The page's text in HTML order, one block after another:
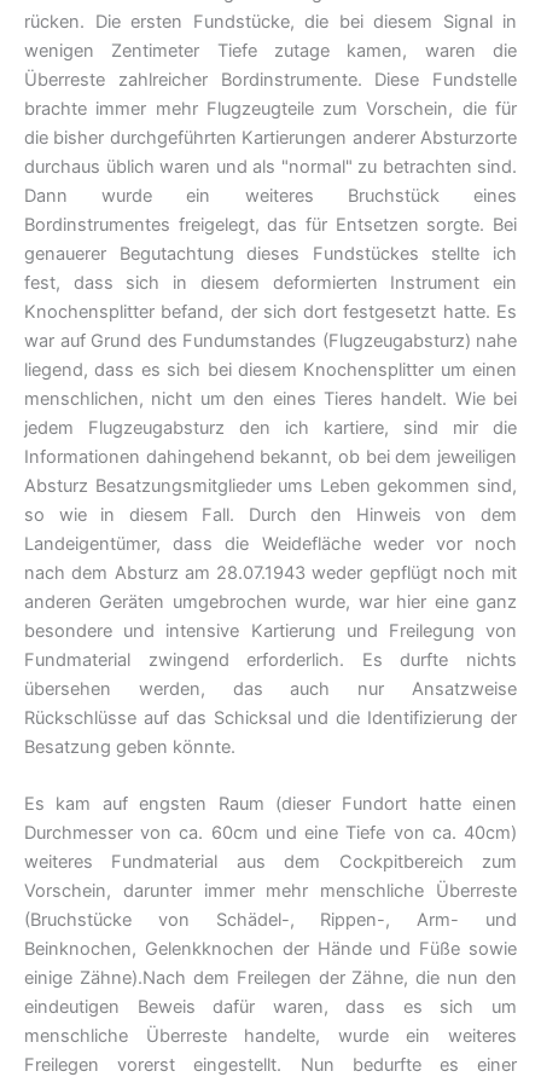
rücken. Die ersten Fundstücke, die bei diesem Signal in
wenigen Zentimeter Tiefe zutage kamen, waren die
Überreste zahlreicher Bordinstrumente. Diese Fundstelle
brachte immer mehr Flugzeugteile zum Vorschein, die für
die bisher durchgeführten Kartierungen anderer Absturzorte
durchaus üblich waren und als "normal" zu betrachten sind.
Dann wurde ein weiteres Bruchstück eines
Bordinstrumentes freigelegt, das für Entsetzen sorgte. Bei
genauerer Begutachtung dieses Fundstückes stellte ich
fest, dass sich in diesem deformierten Instrument ein
Knochensplitter befand, der sich dort festgesetzt hatte. Es
war auf Grund des Fundumstandes (Flugzeugabsturz) nahe
liegend, dass es sich bei diesem Knochensplitter um einen
menschlichen, nicht um den eines Tieres handelt. Wie bei
jedem Flugzeugabsturz den ich kartiere, sind mir die
Informationen dahingehend bekannt, ob bei dem jeweiligen
Absturz Besatzungsmitglieder ums Leben gekommen sind,
so wie in diesem Fall. Durch den Hinweis von dem
Landeigentümer, dass die Weidefläche weder vor noch
nach dem Absturz am 28.07.1943 weder gepflügt noch mit
anderen Geräten umgebrochen wurde, war hier eine ganz
besondere und intensive Kartierung und Freilegung von
Fundmaterial zwingend erforderlich. Es durfte nichts
übersehen werden, das auch nur Ansatzweise
Rückschlüsse auf das Schicksal und die Identifizierung der
Besatzung geben könnte.
Es kam auf engsten Raum (dieser Fundort hatte einen
Durchmesser von ca. 60cm und eine Tiefe von ca. 40cm)
weiteres Fundmaterial aus dem Cockpitbereich zum
Vorschein, darunter immer mehr menschliche Überreste
(Bruchstücke von Schädel-, Rippen-, Arm- und
Beinknochen, Gelenkknochen der Hände und Füße sowie
einige Zähne).Nach dem Freilegen der Zähne, die nun den
eindeutigen Beweis dafür waren, dass es sich um
menschliche Überreste handelte, wurde ein weiteres
Freilegen vorerst eingestellt. Nun bedurfte es einer